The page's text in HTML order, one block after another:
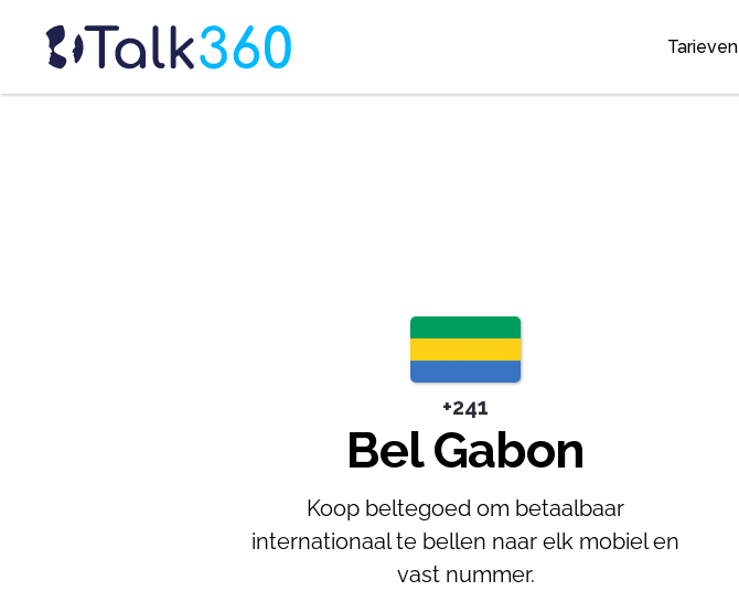
Tarieven
+241
Bel Gabon
Koop beltegoed om betaalbaar
internationaal te bellen naar elk mobiel en
vast nummer.